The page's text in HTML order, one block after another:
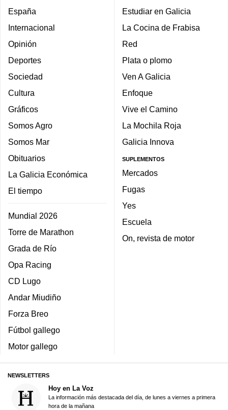
España
Internacional
Opinión
Deportes
Sociedad
Cultura
Gráficos
Somos Agro
Somos Mar
Obituarios
La Galicia Económica
El tiempo
Mundial 2026
Torre de Marathon
Grada de Río
Opa Racing
CD Lugo
Andar Miudiño
Forza Breo
Fútbol gallego
Motor gallego
Estudiar en Galicia
La Cocina de Frabisa
Red
Plata o plomo
Ven A Galicia
Enfoque
Vive el Camino
La Mochila Roja
Galicia Innova
SUPLEMENTOS
Mercados
Fugas
Yes
Escuela
On, revista de motor
NEWSLETTERS
Hoy en La Voz
La información más destacada del día, de lunes a viernes a primera
hora de la mañana